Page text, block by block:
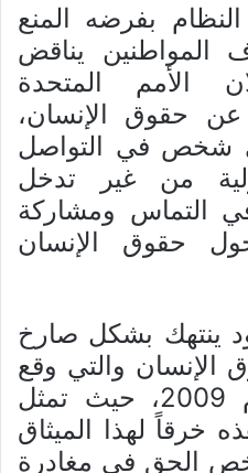
بفرضه المنع
المواطنين يناقض
الأمم المتحدة
عن حقوق الإنسان،
شخص في التواصل
من غير تدخل
في التماس ومشاركة
حقوق الإنسان
ينتهك بشكل صارخ
الإنسان والتي وقع
على الالتزام به عام 2009، حيث تمثل
خرقاً لهذا الميثاق
الحق في مغادرة